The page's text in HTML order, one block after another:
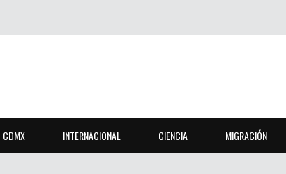
CDMX INTERNACIONAL CIENCIA MIGRACIÓN